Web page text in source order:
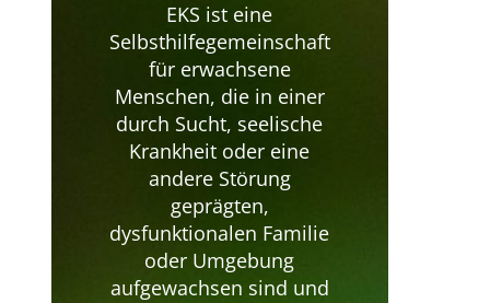
EKS ist eine
Selbsthilfegemeinschaft
für erwachsene
Menschen, die in einer
durch Sucht, seelische
Krankheit oder eine
andere Störung
geprägten,
dysfunktionalen Familie
oder Umgebung
aufgewachsen sind und